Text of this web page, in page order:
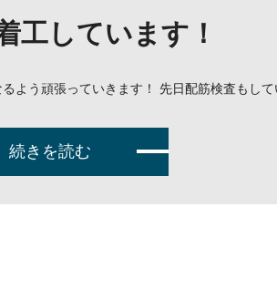
工しています！
よう頑張っていきます！ 先日配筋検査もし
続きを読む